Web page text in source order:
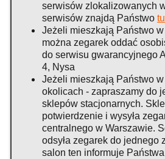
serwisów zlokalizowanych
serwisów znajdą Państwo
Jeżeli mieszkają Państwo
można zegarek oddać
do serwisu gwarancyjnego
4, Nysa
Jeżeli mieszkają Państwo
okolicach - zapraszamy do
sklepów stacjonarnych.
potwierdzenie i wysyła
centralnego w Warszawie.
odsyła zegarek do jednego
salon ten informuje